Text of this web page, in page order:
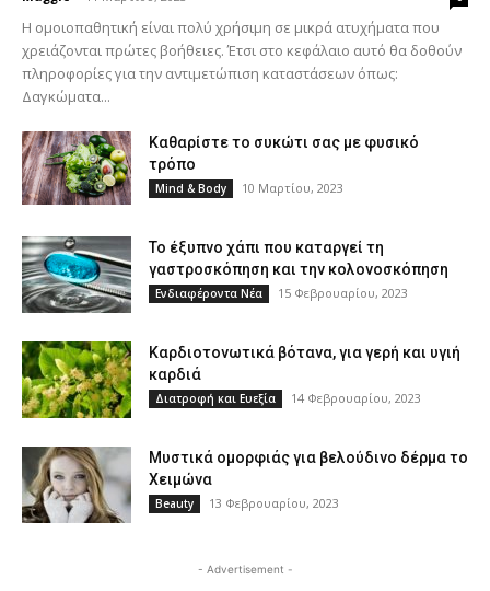
Η ομοιοπαθητική είναι πολύ χρήσιμη σε μικρά ατυχήματα που
χρειάζονται πρώτες βοήθειες. Έτσι στο κεφάλαιο αυτό θα δοθούν
πληροφορίες για την αντιμετώπιση καταστάσεων όπως:
Δαγκώματα...
Καθαρίστε το συκώτι σας με φυσικό
τρόπο
Mind & Body 10 Μαρτίου, 2023
Το έξυπνο χάπι που καταργεί τη
γαστροσκόπηση και την κολονοσκόπηση
Ενδιαφέροντα Νέα 15 Φεβρουαρίου, 2023
Καρδιοτονωτικά βότανα, για γερή και υγιή
καρδιά
Διατροφή και Ευεξία 14 Φεβρουαρίου, 2023
Μυστικά ομορφιάς για βελούδινο δέρμα το
Χειμώνα
Beauty 13 Φεβρουαρίου, 2023
- Advertisement -